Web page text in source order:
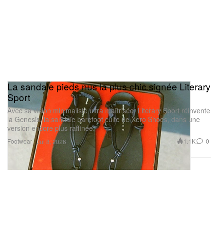
Footwear
La sandale pieds nus la plus chic signée Literary
Sport
Avec sa vision minimaliste ultra maîtrisée, Literary Sport réinvente
la Genesis, la sandale barefoot culte de Xero Shoes, dans une
version encore plus raffinée.
Jul 8, 2026 1.1K 0